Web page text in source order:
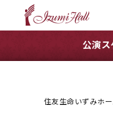
公演
住友生命いずみホ